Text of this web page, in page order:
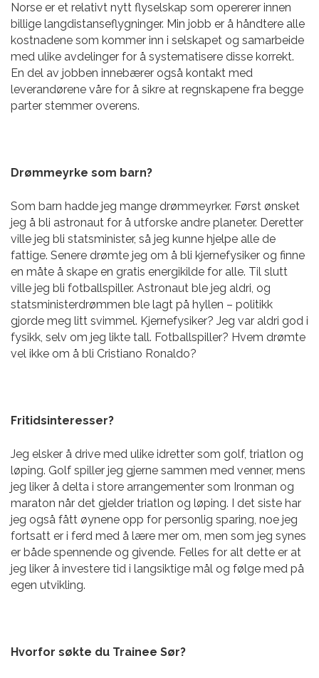
Norse er et relativt nytt flyselskap som opererer innen
billige langdistanseflygninger. Min jobb er å håndtere alle
kostnadene som kommer inn i selskapet og samarbeide
med ulike avdelinger for å systematisere disse korrekt.
En del av jobben innebærer også kontakt med
leverandørene våre for å sikre at regnskapene fra begge
parter stemmer overens.
Drømmeyrke som barn?
Som barn hadde jeg mange drømmeyrker. Først ønsket
jeg å bli astronaut for å utforske andre planeter. Deretter
ville jeg bli statsminister, så jeg kunne hjelpe alle de
fattige. Senere drømte jeg om å bli kjernefysiker og finne
en måte å skape en gratis energikilde for alle. Til slutt
ville jeg bli fotballspiller. Astronaut ble jeg aldri, og
statsministerdrømmen ble lagt på hyllen – politikk
gjorde meg litt svimmel. Kjernefysiker? Jeg var aldri god i
fysikk, selv om jeg likte tall. Fotballspiller? Hvem drømte
vel ikke om å bli Cristiano Ronaldo?
Fritidsinteresser?
Jeg elsker å drive med ulike idretter som golf, triatlon og
løping. Golf spiller jeg gjerne sammen med venner, mens
jeg liker å delta i store arrangementer som Ironman og
maraton når det gjelder triatlon og løping. I det siste har
jeg også fått øynene opp for personlig sparing, noe jeg
fortsatt er i ferd med å lære mer om, men som jeg synes
er både spennende og givende. Felles for alt dette er at
jeg liker å investere tid i langsiktige mål og følge med på
egen utvikling.
Hvorfor søkte du Trainee Sør?